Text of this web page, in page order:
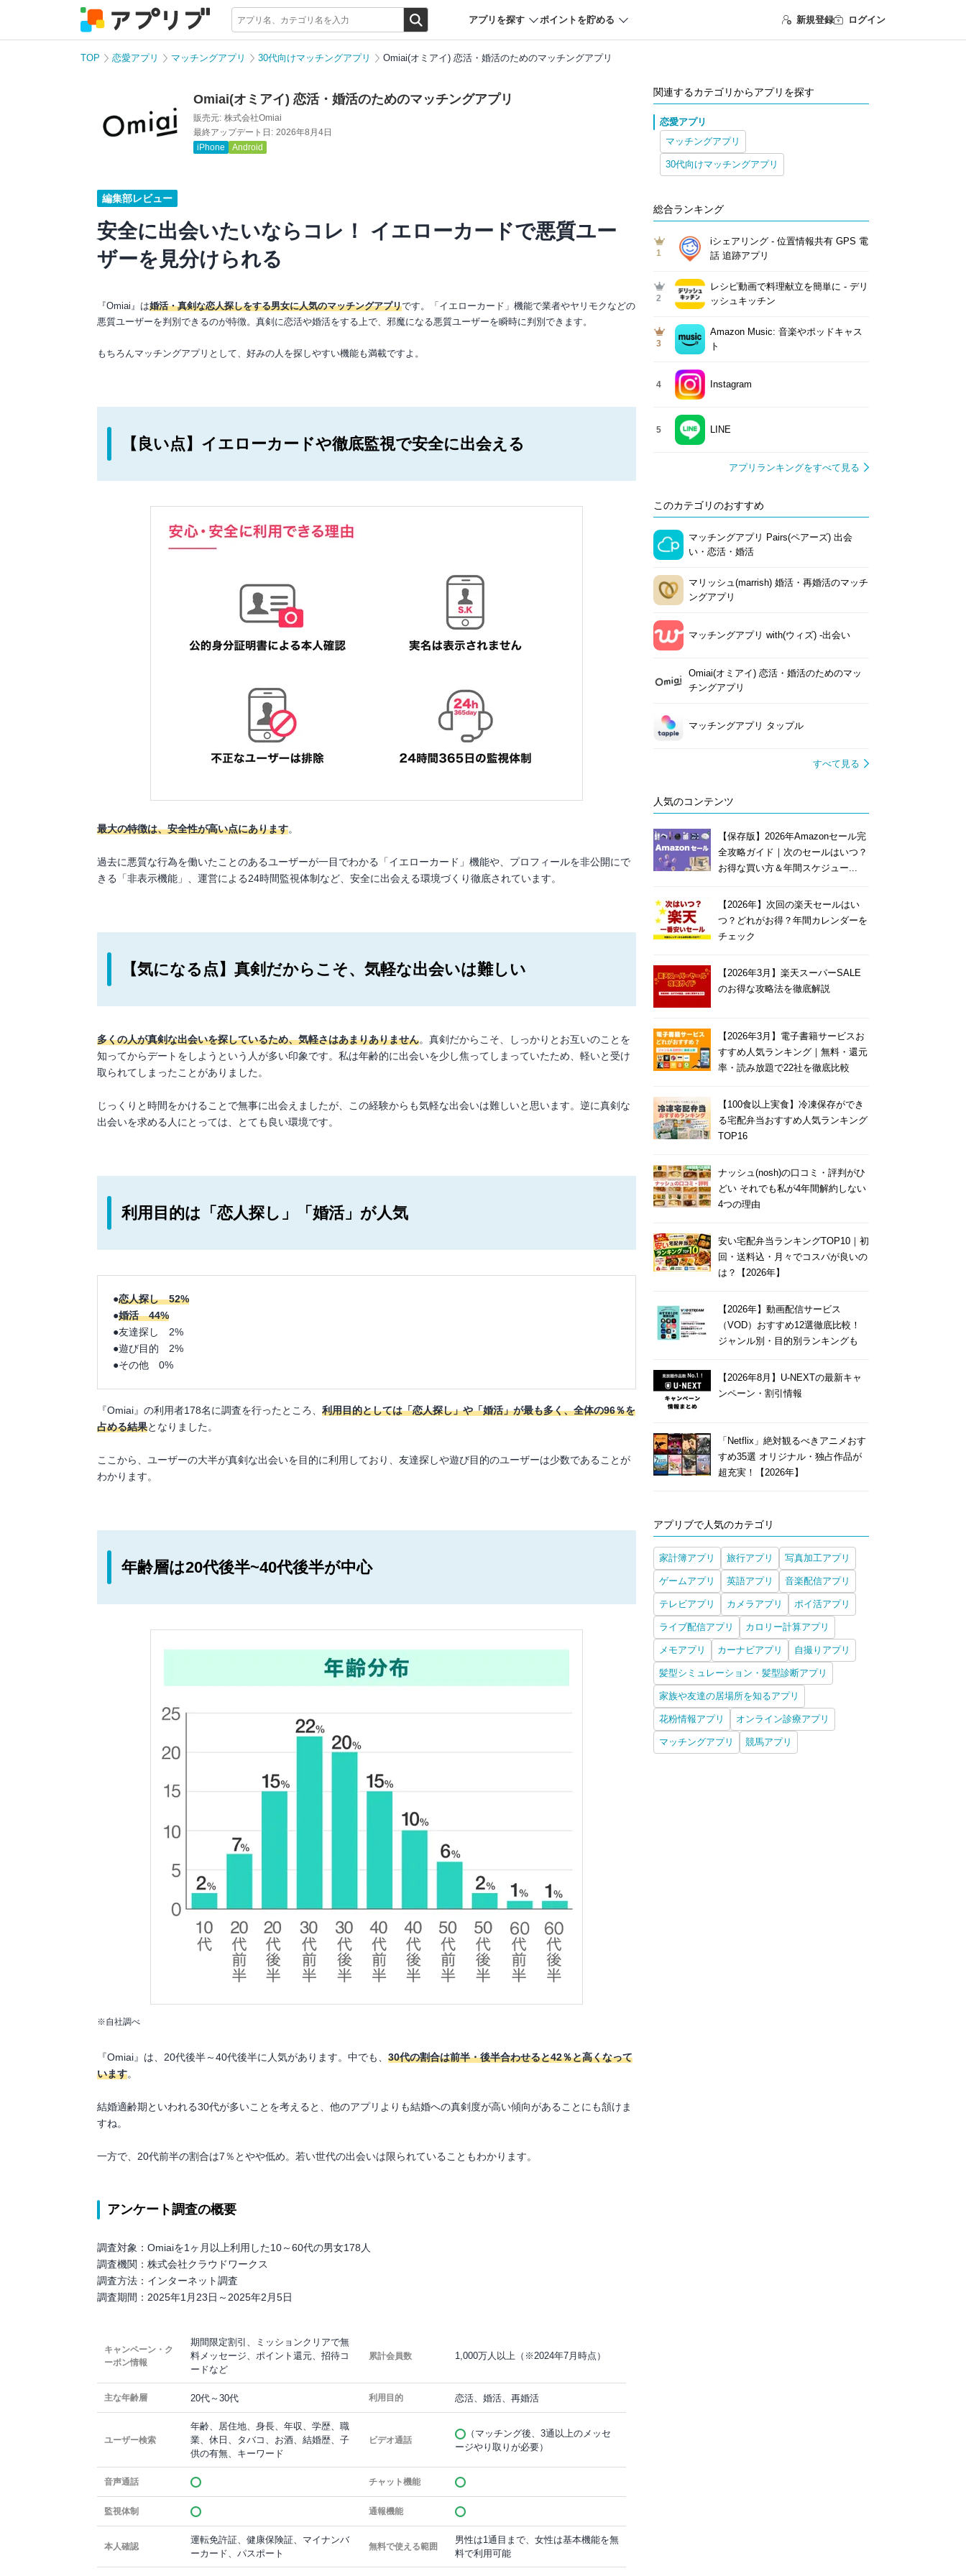
アプリを探す ポイントを貯める 新規登録 ログイン
TOP 恋愛アプリ マッチングアプリ 30代向けマッチングアプリ Omiai(オミアイ) 恋活・婚活のためのマッチングアプリ
Omiai(オミアイ) 恋活・婚活のためのマッチングアプリ
販売元: 株式会社Omiai
最終アップデート日: 2026年8月4日
iPhone
Android
編集部レビュー
安全に出会いたいならコレ！ イエローカードで悪質ユー
ザーを見分けられる
『Omiai』は婚活・真剣な恋人探しをする男女に人気のマッチングアプリです。「イエローカード」機能で業者やヤリモクなどの
悪質ユーザーを判別できるのが特徴。真剣に恋活や婚活をする上で、邪魔になる悪質ユーザーを瞬時に判別できます。
もちろんマッチングアプリとして、好みの人を探しやすい機能も満載ですよ。
【良い点】イエローカードや徹底監視で安全に出会える
最大の特徴は、安全性が高い点にあります。
過去に悪質な行為を働いたことのあるユーザーが一目でわかる「イエローカード」機能や、プロフィールを非公開にで
きる「非表示機能」、運営による24時間監視体制など、安全に出会える環境づくり徹底されています。
【気になる点】真剣だからこそ、気軽な出会いは難しい
多くの人が真剣な出会いを探しているため、気軽さはあまりありません。真剣だからこそ、しっかりとお互いのことを
知ってからデートをしようという人が多い印象です。私は年齢的に出会いを少し焦ってしまっていたため、軽いと受け
取られてしまったことがありました。
じっくりと時間をかけることで無事に出会えましたが、この経験からも気軽な出会いは難しいと思います。逆に真剣な
出会いを求める人にとっては、とても良い環境です。
利用目的は「恋人探し」「婚活」が人気
●恋人探し 52%
●婚活 44%
●友達探し 2%
●遊び目的 2%
●その他 0%
『Omiai』の利用者178名に調査を行ったところ、利用目的としては「恋人探し」や「婚活」が最も多く、全体の96％を
占める結果となりました。
ここから、ユーザーの大半が真剣な出会いを目的に利用しており、友達探しや遊び目的のユーザーは少数であることが
わかります。
年齢層は20代後半~40代後半が中心
※自社調べ
『Omiai』は、20代後半～40代後半に人気があります。中でも、30代の割合は前半・後半合わせると42％と高くなって
います。
結婚適齢期といわれる30代が多いことを考えると、他のアプリよりも結婚への真剣度が高い傾向があることにも頷けま
すね。
一方で、20代前半の割合は7％とやや低め。若い世代の出会いは限られていることもわかります。
アンケート調査の概要
調査対象：Omiaiを1ヶ月以上利用した10～60代の男女178人
調査機関：株式会社クラウドワークス
調査方法：インターネット調査
調査期間：2025年1月23日～2025年2月5日
キャンペーン・ク
ーポン情報
期間限定割引、ミッションクリアで無
料メッセージ、ポイント還元、招待コ
ードなど
累計会員数 1,000万人以上（※2024年7月時点）
主な年齢層 20代～30代 利用目的 恋活、婚活、再婚活
ユーザー検索
年齢、居住地、身長、年収、学歴、職
業、休日、タバコ、お酒、結婚歴、子
供の有無、キーワード
ビデオ通話
（マッチング後、3通以上のメッセ
ージやり取りが必要）
音声通話 チャット機能
監視体制 通報機能
本人確認
運転免許証、健康保険証、マイナンバ
ーカード、パスポート
無料で使える範囲
男性は1通目まで、女性は基本機能を無
料で利用可能
関連するカテゴリからアプリを探す
恋愛アプリ
マッチングアプリ
30代向けマッチングアプリ
総合ランキング
1
iシェアリング - 位置情報共有 GPS 電
話 追跡アプリ
2
レシピ動画で料理献立を簡単‪に - デリ
ッシュキッチン
3
Amazon Music: 音楽やポッドキャス
ト
4 Instagram
5 LINE
アプリランキングをすべて見る
このカテゴリのおすすめ
マッチングアプリ Pairs(ペアーズ) 出会
い・恋活・婚活
マリッシュ(marrish) 婚活・再婚活のマッチ
ングアプリ
マッチングアプリ with(ウィズ) -出会い
Omiai(オミアイ) 恋活・婚活のためのマッ
チングアプリ
マッチングアプリ タップル
すべて見る
人気のコンテンツ
【保存版】2026年Amazonセール完
全攻略ガイド｜次のセールはいつ？
お得な買い方＆年間スケジュー...
【2026年】次回の楽天セールはい
つ？どれがお得？年間カレンダーを
チェック
【2026年3月】楽天スーパーSALE
のお得な攻略法を徹底解説
【2026年3月】電子書籍サービスお
すすめ人気ランキング｜無料・還元
率・読み放題で22社を徹底比較
【100食以上実食】冷凍保存ができ
る宅配弁当おすすめ人気ランキング
TOP16
ナッシュ(nosh)の口コミ・評判がひ
どい それでも私が4年間解約しない
4つの理由
安い宅配弁当ランキングTOP10｜初
回・送料込・月々でコスパが良いの
は？【2026年】
【2026年】動画配信サービス
（VOD）おすすめ12選徹底比較！
ジャンル別・目的別ランキングも
【2026年8月】U-NEXTの最新キャ
ンペーン・割引情報
「Netflix」絶対観るべきアニメおす
すめ35選 オリジナル・独占作品が
超充実！【2026年】
アプリブで人気のカテゴリ
家計簿アプリ 旅行アプリ 写真加工アプリ
ゲームアプリ 英語アプリ 音楽配信アプリ
テレビアプリ カメラアプリ ポイ活アプリ
ライブ配信アプリ カロリー計算アプリ
メモアプリ カーナビアプリ 自撮りアプリ
髪型シミュレーション・髪型診断アプリ
家族や友達の居場所を知るアプリ
花粉情報アプリ オンライン診療アプリ
マッチングアプリ 競馬アプリ